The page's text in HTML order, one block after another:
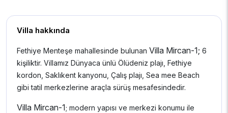
Villa hakkında
Fethiye Menteşe mahallesinde bulunan Villa Mircan-1; 6
kişiliktir. Villamız Dünyaca ünlü Ölüdeniz plajı, Fethiye
kordon, Saklıkent kanyonu, Çalış plajı, Sea mee Beach
gibi tatil merkezlerine araçla sürüş mesafesindedir.
Villa Mircan-1; modern yapısı ve merkezi konumu ile